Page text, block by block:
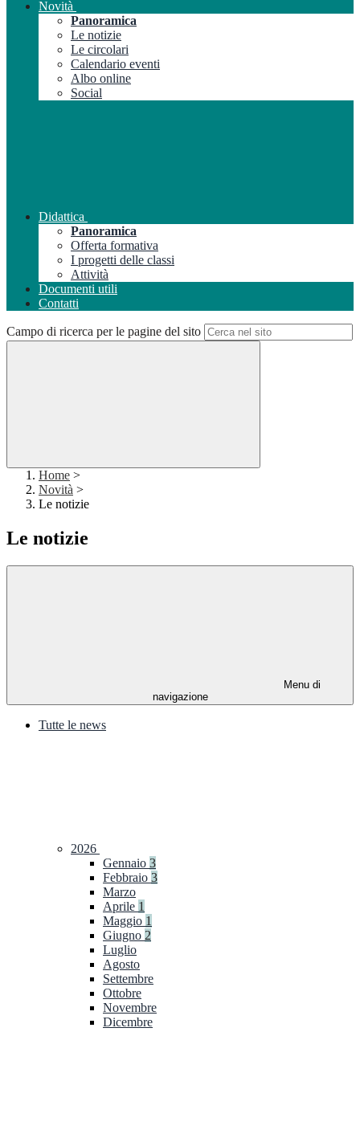
Novità
Panoramica
Le notizie
Le circolari
Calendario eventi
Albo online
Social
Didattica
Panoramica
Offerta formativa
I progetti delle classi
Attività
Documenti utili
Contatti
Campo di ricerca per le pagine del sito
Home >
Novità >
Le notizie
Le notizie
Menu di
navigazione
Tutte le news
2026
Gennaio 3
Febbraio 3
Marzo
Aprile 1
Maggio 1
Giugno 2
Luglio
Agosto
Settembre
Ottobre
Novembre
Dicembre